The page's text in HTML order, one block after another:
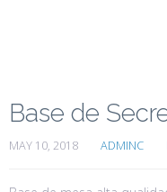
Base de
MAY 10, 2018 ADMINC